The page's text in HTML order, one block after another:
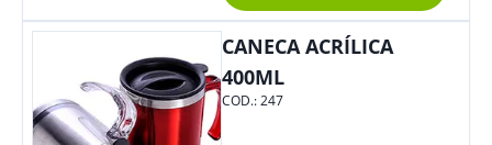
Colaboradores.
CANECA ACRÍLICA
400ML
COD.:247